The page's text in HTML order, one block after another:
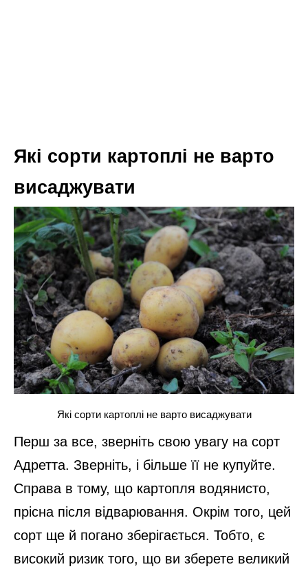
Які сорти картоплі не варто
висаджувати
Які сорти картоплі не варто висаджувати
Перш за все, зверніть свою увагу на сорт
Адретта. Зверніть, і більше її не купуйте.
Справа в тому, що картопля водянисто,
прісна після відварювання. Окрім того, цей
сорт ще й погано зберігається. Тобто, є
високий ризик того, що ви зберете великий